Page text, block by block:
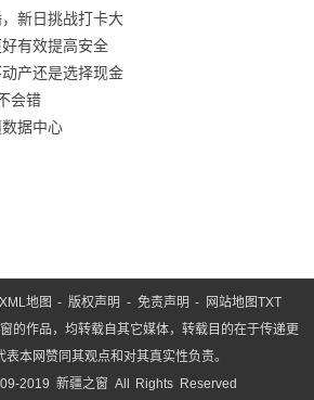
新日挑战打卡大
有效提高安全
产还是选择现金
会错
据中心
XML地图 -版权声明 - 免责声明 - 网站地图TXT
的作品，均转载自其它媒体，转载目的在于传递更
表本网赞同其观点和对其真实性负责。
2019 新疆之窗 All Rights Reserved